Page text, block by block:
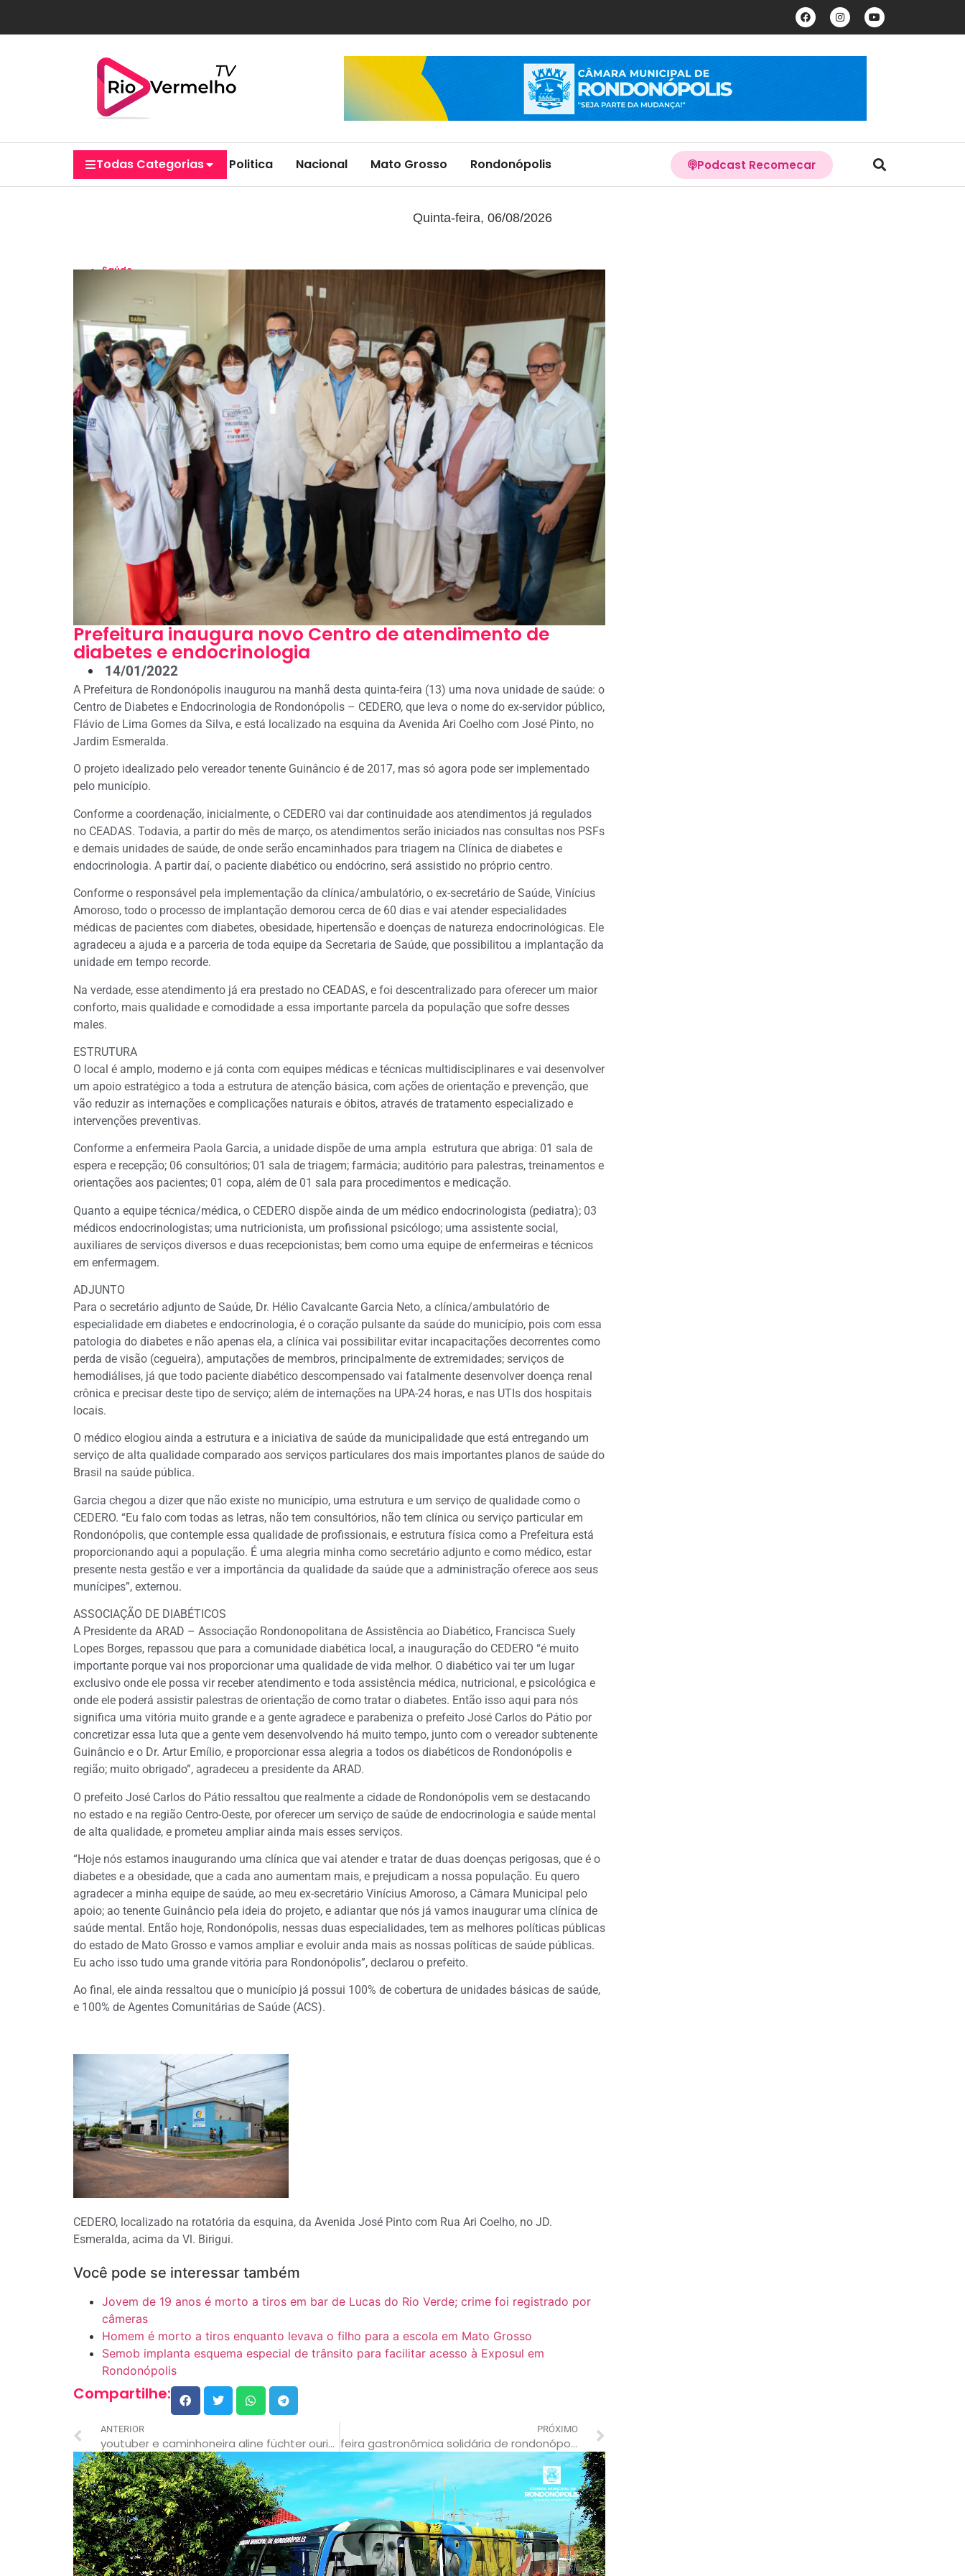
Todas Categorias Politica Nacional Mato Grosso Rondonópolis Podcast Recomecar
Quinta-feira, 06/08/2026
Saúde
Prefeitura inaugura novo Centro de atendimento de
diabetes e endocrinologia
14/01/2022
A Prefeitura de Rondonópolis inaugurou na manhã desta quinta-feira (13) uma nova unidade de saúde: o
Centro de Diabetes e Endocrinologia de Rondonópolis – CEDERO, que leva o nome do ex-servidor público,
Flávio de Lima Gomes da Silva, e está localizado na esquina da Avenida Ari Coelho com José Pinto, no
Jardim Esmeralda.
O projeto idealizado pelo vereador tenente Guinâncio é de 2017, mas só agora pode ser implementado
pelo município.
Conforme a coordenação, inicialmente, o CEDERO vai dar continuidade aos atendimentos já regulados
no CEADAS. Todavia, a partir do mês de março, os atendimentos serão iniciados nas consultas nos PSFs
e demais unidades de saúde, de onde serão encaminhados para triagem na Clínica de diabetes e
endocrinologia. A partir daí, o paciente diabético ou endócrino, será assistido no próprio centro.
Conforme o responsável pela implementação da clínica/ambulatório, o ex-secretário de Saúde, Vinícius
Amoroso, todo o processo de implantação demorou cerca de 60 dias e vai atender especialidades
médicas de pacientes com diabetes, obesidade, hipertensão e doenças de natureza endocrinológicas. Ele
agradeceu a ajuda e a parceria de toda equipe da Secretaria de Saúde, que possibilitou a implantação da
unidade em tempo recorde.
Na verdade, esse atendimento já era prestado no CEADAS, e foi descentralizado para oferecer um maior
conforto, mais qualidade e comodidade a essa importante parcela da população que sofre desses
males.
ESTRUTURA
O local é amplo, moderno e já conta com equipes médicas e técnicas multidisciplinares e vai desenvolver
um apoio estratégico a toda a estrutura de atenção básica, com ações de orientação e prevenção, que
vão reduzir as internações e complicações naturais e óbitos, através de tratamento especializado e
intervenções preventivas.
Conforme a enfermeira Paola Garcia, a unidade dispõe de uma ampla estrutura que abriga: 01 sala de
espera e recepção; 06 consultórios; 01 sala de triagem; farmácia; auditório para palestras, treinamentos e
orientações aos pacientes; 01 copa, além de 01 sala para procedimentos e medicação.
Quanto a equipe técnica/médica, o CEDERO dispõe ainda de um médico endocrinologista (pediatra); 03
médicos endocrinologistas; uma nutricionista, um profissional psicólogo; uma assistente social,
auxiliares de serviços diversos e duas recepcionistas; bem como uma equipe de enfermeiras e técnicos
em enfermagem.
ADJUNTO
Para o secretário adjunto de Saúde, Dr. Hélio Cavalcante Garcia Neto, a clínica/ambulatório de
especialidade em diabetes e endocrinologia, é o coração pulsante da saúde do município, pois com essa
patologia do diabetes e não apenas ela, a clínica vai possibilitar evitar incapacitações decorrentes como
perda de visão (cegueira), amputações de membros, principalmente de extremidades; serviços de
hemodiálises, já que todo paciente diabético descompensado vai fatalmente desenvolver doença renal
crônica e precisar deste tipo de serviço; além de internações na UPA-24 horas, e nas UTIs dos hospitais
locais.
O médico elogiou ainda a estrutura e a iniciativa de saúde da municipalidade que está entregando um
serviço de alta qualidade comparado aos serviços particulares dos mais importantes planos de saúde do
Brasil na saúde pública.
Garcia chegou a dizer que não existe no município, uma estrutura e um serviço de qualidade como o
CEDERO. “Eu falo com todas as letras, não tem consultórios, não tem clínica ou serviço particular em
Rondonópolis, que contemple essa qualidade de profissionais, e estrutura física como a Prefeitura está
proporcionando aqui a população. É uma alegria minha como secretário adjunto e como médico, estar
presente nesta gestão e ver a importância da qualidade da saúde que a administração oferece aos seus
munícipes”, externou.
ASSOCIAÇÃO DE DIABÉTICOS
A Presidente da ARAD – Associação Rondonopolitana de Assistência ao Diabético, Francisca Suely
Lopes Borges, repassou que para a comunidade diabética local, a inauguração do CEDERO “é muito
importante porque vai nos proporcionar uma qualidade de vida melhor. O diabético vai ter um lugar
exclusivo onde ele possa vir receber atendimento e toda assistência médica, nutricional, e psicológica e
onde ele poderá assistir palestras de orientação de como tratar o diabetes. Então isso aqui para nós
significa uma vitória muito grande e a gente agradece e parabeniza o prefeito José Carlos do Pátio por
concretizar essa luta que a gente vem desenvolvendo há muito tempo, junto com o vereador subtenente
Guinâncio e o Dr. Artur Emílio, e proporcionar essa alegria a todos os diabéticos de Rondonópolis e
região; muito obrigado”, agradeceu a presidente da ARAD.
O prefeito José Carlos do Pátio ressaltou que realmente a cidade de Rondonópolis vem se destacando
no estado e na região Centro-Oeste, por oferecer um serviço de saúde de endocrinologia e saúde mental
de alta qualidade, e prometeu ampliar ainda mais esses serviços.
“Hoje nós estamos inaugurando uma clínica que vai atender e tratar de duas doenças perigosas, que é o
diabetes e a obesidade, que a cada ano aumentam mais, e prejudicam a nossa população. Eu quero
agradecer a minha equipe de saúde, ao meu ex-secretário Vinícius Amoroso, a Câmara Municipal pelo
apoio; ao tenente Guinâncio pela ideia do projeto, e adiantar que nós já vamos inaugurar uma clínica de
saúde mental. Então hoje, Rondonópolis, nessas duas especialidades, tem as melhores políticas públicas
do estado de Mato Grosso e vamos ampliar e evoluir anda mais as nossas políticas de saúde públicas.
Eu acho isso tudo uma grande vitória para Rondonópolis”, declarou o prefeito.
Ao final, ele ainda ressaltou que o município já possui 100% de cobertura de unidades básicas de saúde,
e 100% de Agentes Comunitárias de Saúde (ACS).
CEDERO, localizado na rotatória da esquina, da Avenida José Pinto com Rua Ari Coelho, no JD.
Esmeralda, acima da Vl. Birigui.
Você pode se interessar também
Jovem de 19 anos é morto a tiros em bar de Lucas do Rio Verde; crime foi registrado por
câmeras
Homem é morto a tiros enquanto levava o filho para a escola em Mato Grosso
Semob implanta esquema especial de trânsito para facilitar acesso à Exposul em
Rondonópolis
Compartilhe:
ANTERIOR
youtuber e caminhoneira aline füchter ouriques, sofre grave acidente em mt (veja vídeo)
PRÓXIMO
feira gastronômica solidária de rondonópolis começa nesta sexta